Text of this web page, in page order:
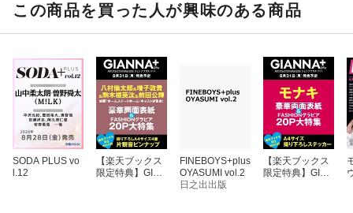
この商品を買った人が興味のある商品
SODA PLUS vo
l.12
【楽天ブックス
限定特典】GIAN
FINEBOYS+plus
OYASUMI vol.2
日之出出版
【楽天ブックス
限定特典】GIAN